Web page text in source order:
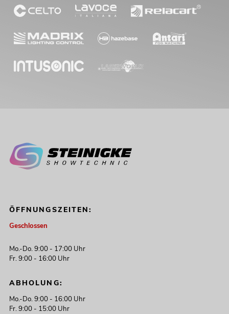
ÖFFNUNGSZEITEN:
Geschlossen
Mo.-Do. 9:00 - 17:00 Uhr
Fr. 9:00 - 16:00 Uhr
ABHOLUNG:
Mo.-Do. 9:00 - 16:00 Uhr
Fr. 9:00 - 15:00 Uhr